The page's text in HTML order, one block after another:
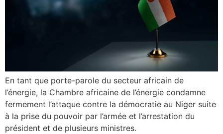
En tant que porte-parole du secteur africain de
l’énergie, la Chambre africaine de l’énergie condamne
fermement l’attaque contre la démocratie au Niger suite
à la prise du pouvoir par l’armée et l’arrestation du
président et de plusieurs ministres.